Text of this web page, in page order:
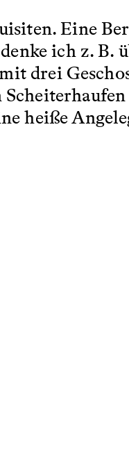
Eine
ich z. B.
drei
heiße